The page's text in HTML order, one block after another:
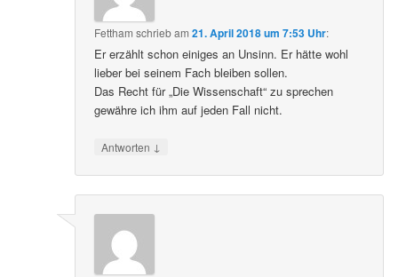
Fettham schriebam21. April 2018 um 7:53 Uhr:
Er erzählt schon einiges an Unsinn. Er hätte wohl
lieber bei seinem Fach bleiben sollen.
Das Recht für „Die Wissenschaft“ zu sprechen
gewähre ich ihm auf jeden Fall nicht.
Antworten ↓